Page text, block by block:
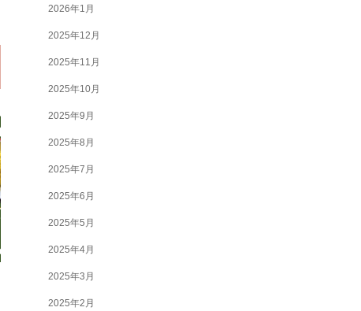
2026年1月
2025年12月
2025年11月
2025年10月
2025年9月
2025年8月
2025年7月
2025年6月
2025年5月
2025年4月
2025年3月
2025年2月